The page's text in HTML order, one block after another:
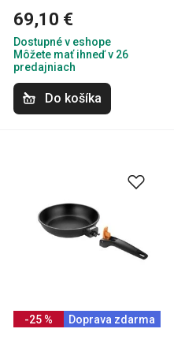
69,10 €
Dostupné v eshope
Môžete mať ihneď v 26
predajniach
Do košíka
-25 % Doprava zdarma